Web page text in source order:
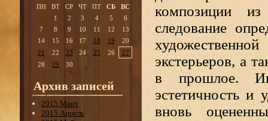
ПН
ВТ СР ЧТ ПТ СБ
ВС
1
2 3 4 5
6
7
8 9 10 11 12
13
14
15 16 17 18 19
20
21
22 23 24 25 26
27
28
29 30
Архив записей
2015 Март
2015 Апрель
композиции
следование
экстерьеров, а
в прошлое.
эстетичность и
вновь